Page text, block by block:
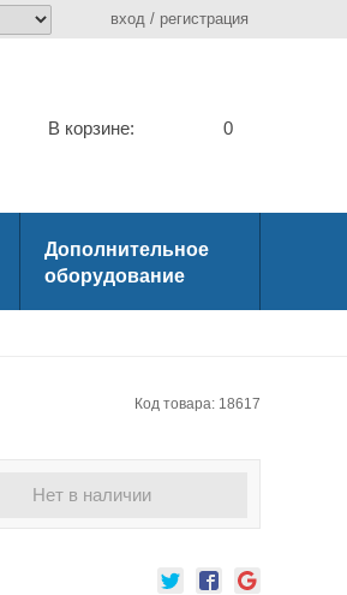
вход / регистрация
В корзине: 0
Дополнительное
оборудование
Код товара: 18617
Нет в наличии